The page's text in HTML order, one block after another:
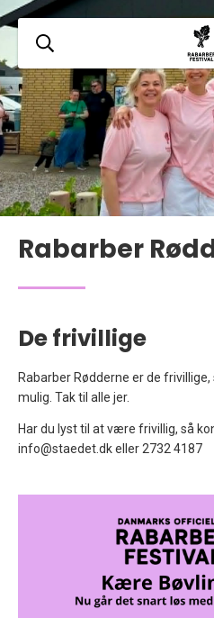
Rabarber
De frivillige
Rabarber Rødderne er de
mulig. Tak til alle jer.
Har du lyst til at være frivillig, så
info@staedet.dk eller 2732 4187